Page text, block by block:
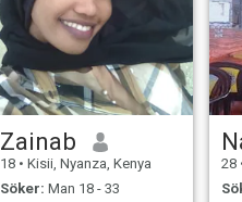
Zainab
18 • Kisii, Nyanza, Kenya
Söker: Man 18 - 33
28